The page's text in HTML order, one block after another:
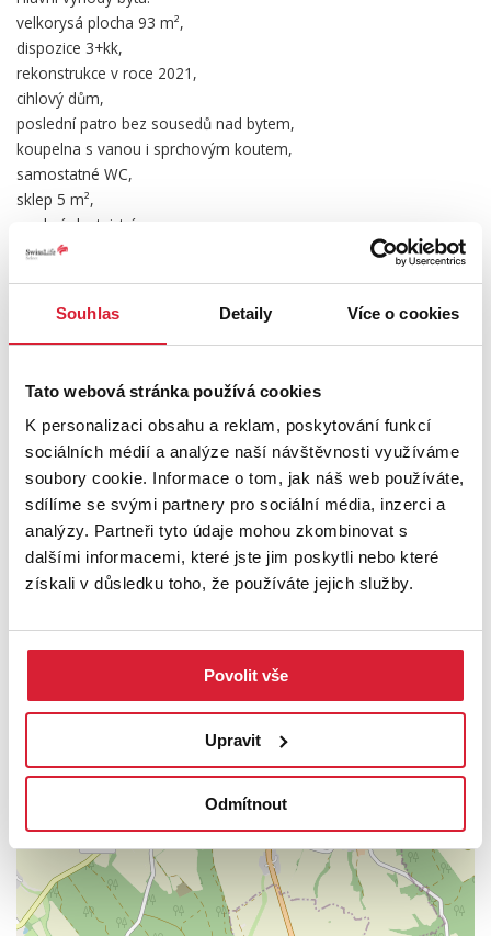
Souhlas Detaily Více o cookies
Tato webová stránka používá cookies
K personalizaci obsahu a reklam, poskytování funkcí
sociálních médií a analýze naší návštěvnosti využíváme
soubory cookie. Informace o tom, jak náš web používáte,
sdílíme se svými partnery pro sociální média, inzerci a
analýzy. Partneři tyto údaje mohou zkombinovat s
dalšími informacemi, které jste jim poskytli nebo které
získali v důsledku toho, že používáte jejich služby.
Povolit vše
Upravit
Odmítnout
velkorysá plocha 93 m²,
dispozice 3+kk,
rekonstrukce v roce 2021,
cihlový dům,
poslední patro bez sousedů nad bytem,
koupelna s vanou i sprchovým koutem,
samostatné WC,
sklep 5 m²,
osobní vlastnictví,
možnost financování hypotékou.
S financováním vám pomůžeme – předem si můžete ověřit
V případě více zájemců o nemovitost, si majitel vyhrazuje právo
prodat nemovitost zájemci s nejvyšší nabídkou.
PODROBNOSTI
UMÍSTĚNÍ OBJEKTU
−